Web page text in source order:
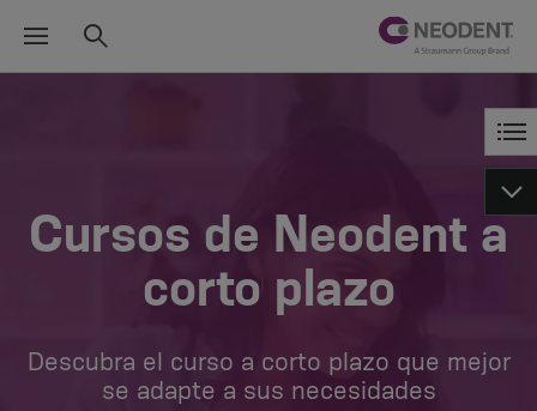
Cursos de Neodent a
corto plazo
Descubra el curso a corto plazo que mejor
se adapte a sus necesidades